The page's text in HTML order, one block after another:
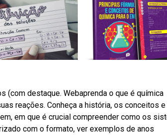
(com destaque. Webaprenda o que é química
reações. Conheça a história, os conceitos
em que é crucial compreender como os
com o formato, ver exemplos de anos